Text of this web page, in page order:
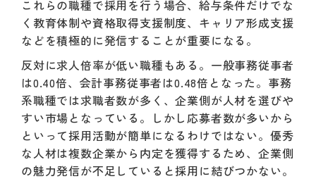
これらの職種で採用を行う場合、給与条件だけでな
く教育体制や資格取得支援制度、キャリア形成支援
などを積極的に発信することが重要になる。
反対に求人倍率が低い職種もある。一般事務従事者
は0.40倍、会計事務従事者は0.48倍となった。事務
系職種では求職者数が多く、企業側が人材を選びや
すい市場となっている。しかし応募者数が多いから
といって採用活動が簡単になるわけではない。優秀
な人材は複数企業から内定を獲得するため、企業側
の魅力発信が不足していると採用に結びつかない。